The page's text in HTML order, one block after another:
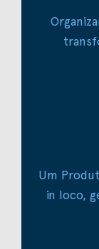
Um
in loco,